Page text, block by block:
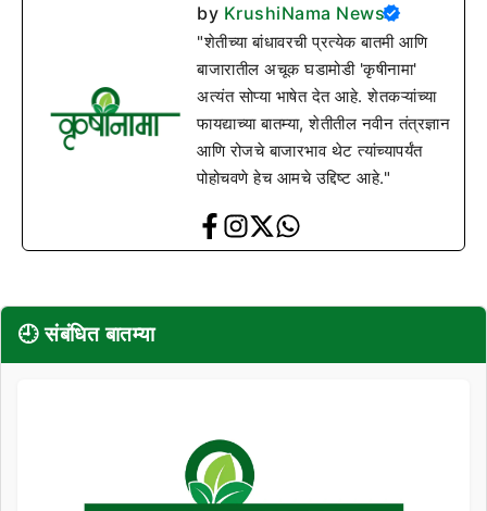
by KrushiNama News
"शेतीच्या बांधावरची प्रत्येक बातमी आणि
बाजारातील अचूक घडामोडी 'कृषीनामा'
अत्यंत सोप्या भाषेत देत आहे. शेतकऱ्यांच्या
फायद्याच्या बातम्या, शेतीतील नवीन तंत्रज्ञान
आणि रोजचे बाजारभाव थेट त्यांच्यापर्यंत
पोहोचवणे हेच आमचे उद्दिष्ट आहे."
🕘 संबंधित बातम्या